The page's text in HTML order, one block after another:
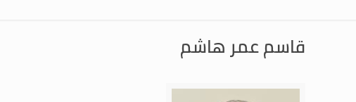
قاسم عمر هاشم